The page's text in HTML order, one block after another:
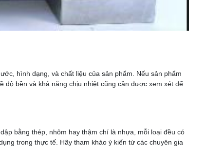
hình dạng, và chất liệu của sản phẩm. Nếu sản phẩm
độ bền và khả năng chịu nhiệt cũng cần được xem xét để
bằng thép, nhôm hay thậm chí là nhựa, mỗi loại đều có
trong thực tế. Hãy tham khảo ý kiến từ các chuyên gia